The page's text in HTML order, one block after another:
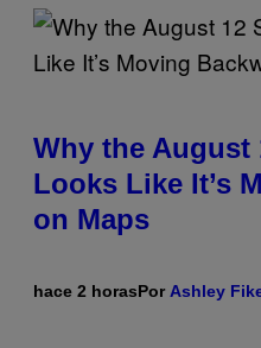
Why the August
Looks Like It’s
on Maps
hace 2 horasPorAshley